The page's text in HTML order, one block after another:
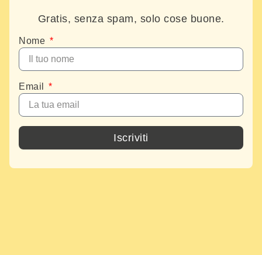
Gratis, senza spam, solo cose buone.
Nome
Email
Iscriviti